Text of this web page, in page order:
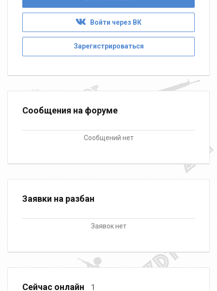
Войти через ВК
Зарегистрироваться
Сообщения на форуме
Сообщений нет
Заявки на разбан
Заявок нет
Сейчас онлайн 1